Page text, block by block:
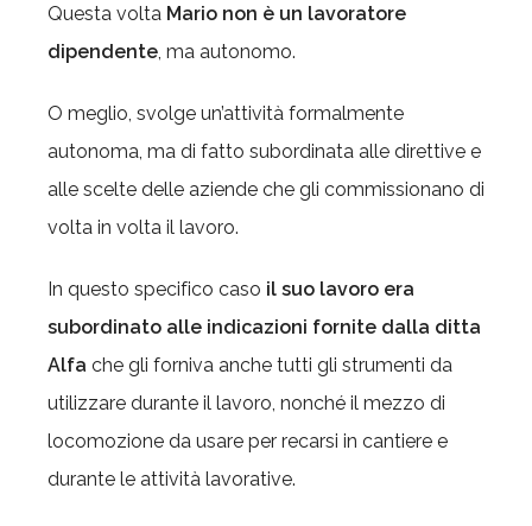
Questa volta Mario non è un lavoratore
dipendente, ma autonomo.
O meglio, svolge un’attività formalmente
autonoma, ma di fatto subordinata alle direttive e
alle scelte delle aziende che gli commissionano di
volta in volta il lavoro.
In questo specifico caso il suo lavoro era
subordinato alle indicazioni fornite dalla ditta
Alfa che gli forniva anche tutti gli strumenti da
utilizzare durante il lavoro, nonché il mezzo di
locomozione da usare per recarsi in cantiere e
durante le attività lavorative.